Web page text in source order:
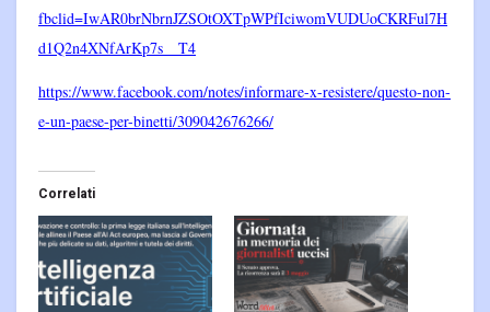
fbclid=IwAR0brNbrnJZSOtOXTpWPfIciwomVUDUoCKRFul7H
d1Q2n4XNfArKp7s__T4
https://www.facebook.com/notes/informare-x-resistere/questo-non-
e-un-paese-per-binetti/309042676266/
Correlati